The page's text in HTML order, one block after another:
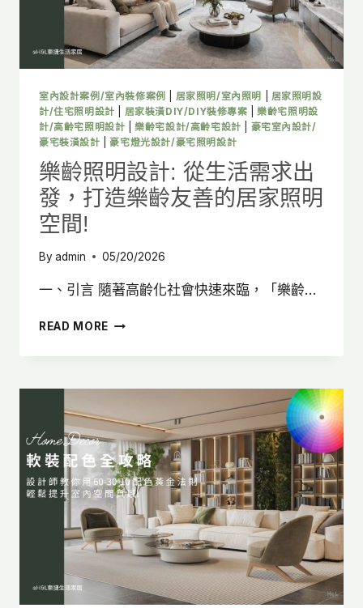
配
置，
造
質
感
頂
級
豪
宅
空
室內設計案例/室內裝修案例 居家照明/室內照明
居家照明設
計/住宅照明設計
居家裝潢DIY/DIY裝修專案 |樂齡宅照明設
計/高齡宅照明設計 |樂齡宅設計/高齡宅設計
豪宅室內設計/
豪宅裝潢設計 |豪宅燈光設計/豪宅照明設計
樂齡照明設計: 從生活需求出
發，打造樂齡友善的居家照明
空間!
Byadmin 05/20/2026
一、引言 隨著高齡化社會快速來臨，「樂齡…
READ MORE
設
從
生
活
需
求
出
發，
打